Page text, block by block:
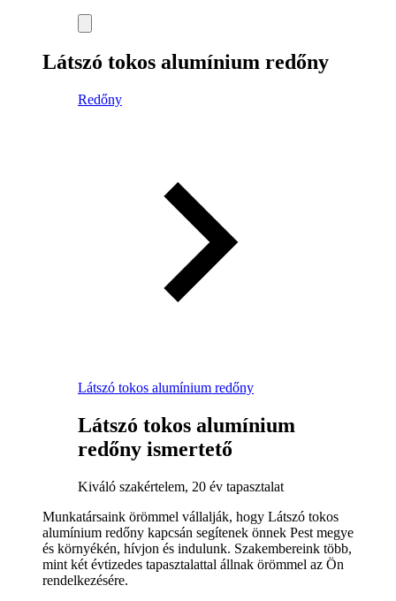
Látszó tokos alumínium redőny
Redőny
Látszó tokos alumínium redőny
Látszó tokos alumínium
redőny ismertető
Kiváló szakértelem, 20 év tapasztalat
Munkatársaink örömmel vállalják, hogy Látszó tokos
alumínium redőny kapcsán segítenek önnek Pest megye
és környékén, hívjon és indulunk. Szakembereink több,
mint két évtizedes tapasztalattal állnak örömmel az Ön
rendelkezésére.